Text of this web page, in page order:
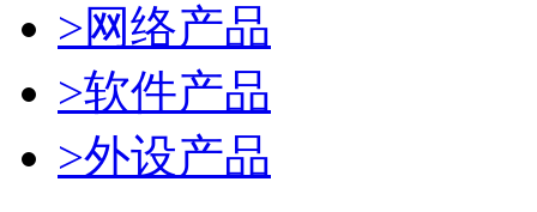
>网络产品
>软件产品
>外设产品